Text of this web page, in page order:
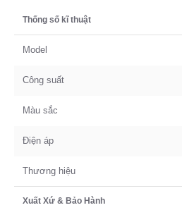
Thống số kĩ thuật
Model
Công suất
Màu sắc
Điện áp
Thương hiệu
Xuất Xứ & Bảo Hành